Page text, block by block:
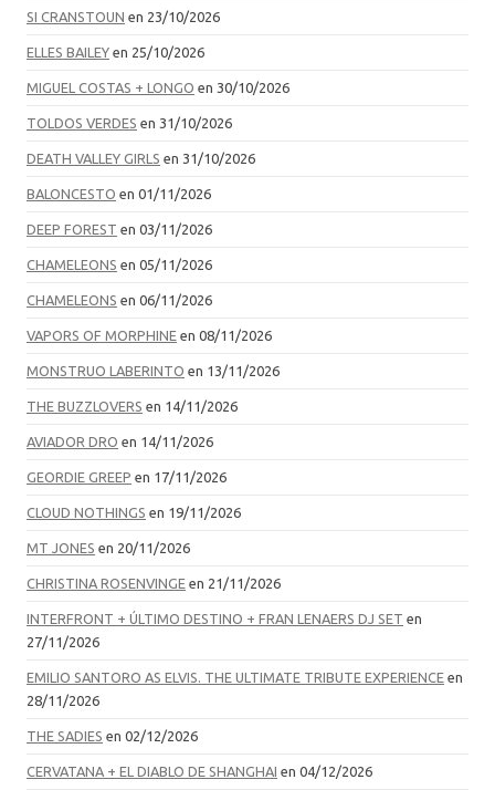
SI CRANSTOUN en 23/10/2026
ELLES BAILEY en 25/10/2026
MIGUEL COSTAS + LONGO en 30/10/2026
TOLDOS VERDES en 31/10/2026
DEATH VALLEY GIRLS en 31/10/2026
BALONCESTO en 01/11/2026
DEEP FOREST en 03/11/2026
CHAMELEONS en 05/11/2026
CHAMELEONS en 06/11/2026
VAPORS OF MORPHINE en 08/11/2026
MONSTRUO LABERINTO en 13/11/2026
THE BUZZLOVERS en 14/11/2026
AVIADOR DRO en 14/11/2026
GEORDIE GREEP en 17/11/2026
CLOUD NOTHINGS en 19/11/2026
MT JONES en 20/11/2026
CHRISTINA ROSENVINGE en 21/11/2026
INTERFRONT + ÚLTIMO DESTINO + FRAN LENAERS DJ SET en
27/11/2026
EMILIO SANTORO AS ELVIS. THE ULTIMATE TRIBUTE EXPERIENCE en
28/11/2026
THE SADIES en 02/12/2026
CERVATANA + EL DIABLO DE SHANGHAI en 04/12/2026